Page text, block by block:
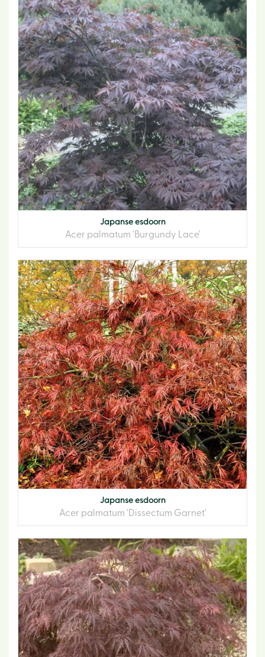
Japanse esdoorn
Acer palmatum 'Burgundy Lace'
Japanse esdoorn
Acer palmatum 'Dissectum Garnet'